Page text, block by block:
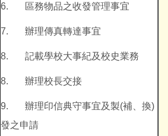
6. 區務物品之收發管理事宜
7. 辦理傳真轉達事宜
8. 記載學校大事紀及校史業務
8. 辦理校長交接
9. 辦理印信典守事宜及製(補、換)
發之申請